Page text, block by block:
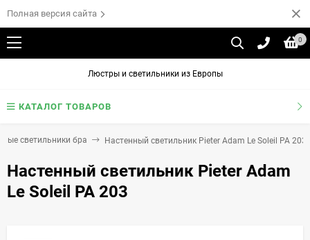
Полная версия сайта
0
Люстры и светильники из Европы
КАТАЛОГ ТОВАРОВ
светильники бра Настенный светильник Pieter Adam Le Soleil PA 203
Настенный светильник Pieter Adam
Le Soleil PA 203